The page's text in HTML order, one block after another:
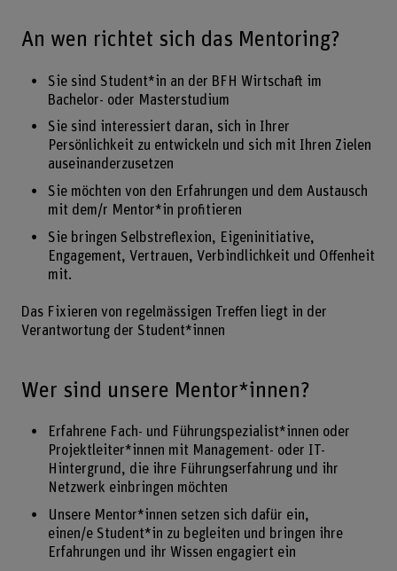
An wen richtet sich das Mentoring?
Sie sind Student*in an der BFH Wirtschaft im
Bachelor- oder Masterstudium
Sie sind interessiert daran, sich in Ihrer
Persönlichkeit zu entwickeln und sich mit Ihren Zielen
auseinanderzusetzen
Sie möchten von den Erfahrungen und dem Austausch
mit dem/r Mentor*in profitieren
Sie bringen Selbstreflexion, Eigeninitiative,
Engagement, Vertrauen, Verbindlichkeit und Offenheit
mit.
Das Fixieren von regelmässigen Treffen liegt in der
Verantwortung der Student*innen
Wer sind unsere Mentor*innen?
Erfahrene Fach- und Führungspezialist*innen oder
Projektleiter*innen mit Management- oder IT-
Hintergrund​, die ihre Führungserfahrung und ihr
Netzwerk einbringen möchten
Unsere Mentor*innen setzen sich dafür ein,
einen/e Student*in zu begleiten und bringen ihre
Erfahrungen und ihr Wissen engagiert ein